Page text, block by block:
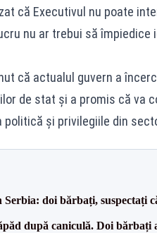
că Executivul nu poate
nu ar trebui să
că actualul guvern a
de stat și a promis că va
politică și privilegiile din
doi bărbați, suspectați
după caniculă. Doi